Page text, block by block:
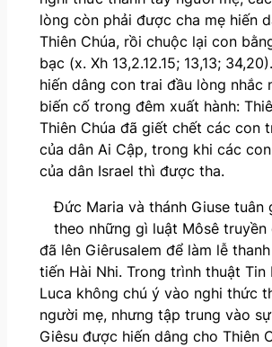
lòng còn phải được cha mẹ hiến
Thiên Chúa, rồi chuộc lại con
bạc (x. Xh 13,2.12.15; 13,13;
hiến dâng con trai đầu lòng nhắc
biến cố trong đêm xuất hành:
Thiên Chúa đã giết chết các con
của dân Ai Cập, trong khi các
của dân Israel thì được tha.
Đức Maria và thánh Giuse tuân
theo những gì luật Môsê truyền
đã lên Giêrusalem để làm lễ
tiến Hài Nhi. Trong trình thuật Tin
Luca không chú ý vào nghi thức
người mẹ, nhưng tập trung vào
Giêsu được hiến dâng cho Thiên